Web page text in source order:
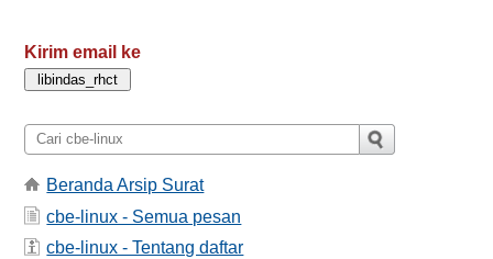
Kirim email ke
Beranda Arsip Surat
cbe-linux - Semua pesan
cbe-linux - Tentang daftar